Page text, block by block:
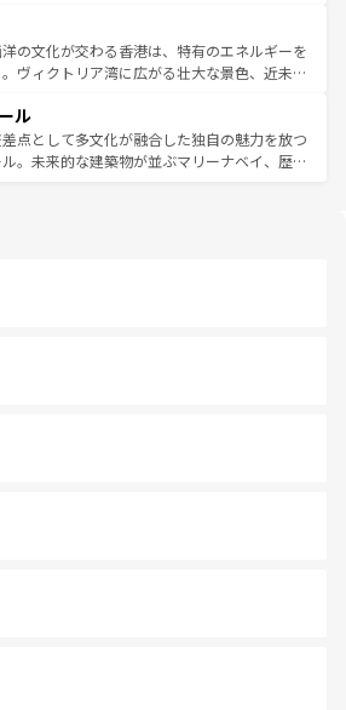
やバインミー、ベトナムコーヒーなどは、ぜ
いたい。どの地域を訪れてもあたたかい人々
えてくれるので、きっと忘れられない旅にな
い。
している。北部ではチェンマイなどの山岳地
れ合い、南部ではプーケットやクラビの美し
ゾート気分を楽しむことができる。タイ料理
は一年中温暖で、どの季節にも異なる楽しみ
。親しみやすいタイの人々、仏教を中心とし
て多様な観光資源が、訪れる旅人を魅了し続
の文化が交わる香港は、特有のエネルギーを
ヴィクトリア湾に広がる壮大な景色、近未来
れても感動するはず。観光スポットが密集し
よく見どころを回れるのも魅力。息をのむよ
文化的な体験まで、香港を存分に楽しみ尽く
ル
点として多文化が融合した独自の魅力を放つ
。未来的な建築物が並ぶマリーナベイ、歴史
ズは地元の風情を楽しめる外せないスポット